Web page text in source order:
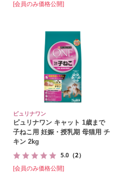
[会員のみ価格公開]
ピュリナワン
ピュリナワン キャット 1歳まで
子ねこ用 妊娠・授乳期 母猫用 チ
キン 2kg
5.0 （2）
[会員のみ価格公開]